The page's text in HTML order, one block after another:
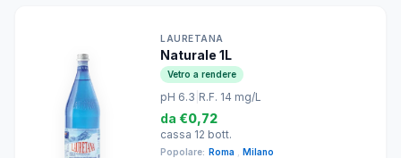
LAURETANA
Naturale 1L
Vetro a rendere
pH 6.3 R.F. 14 mg/L
da €0,72
cassa 12 bott.
Popolare: Roma Milano